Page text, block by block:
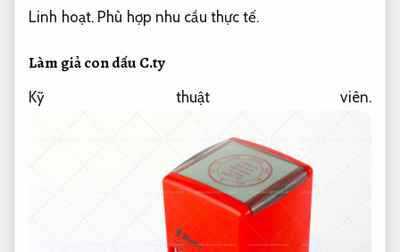
Linh hoạt. Phù hợp nhu cầu thực tế.
Làm giả con dấu C.ty
Kỹ thuật viên.